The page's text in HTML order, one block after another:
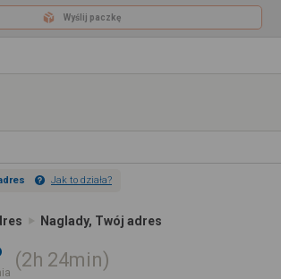
Wyślij paczkę
Jak to działa?
Naglady, Twój adres
2h 24min